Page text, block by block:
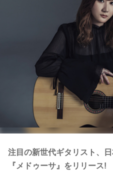
注目の新世代ギタリスト、
『メドゥーサ』をリリース!